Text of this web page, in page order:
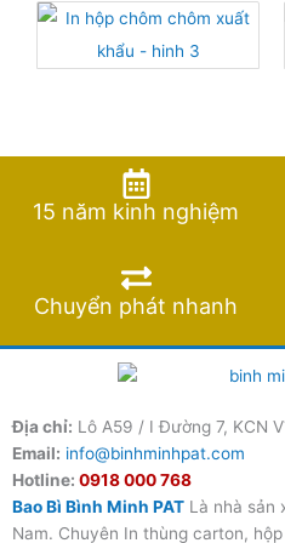
15 năm kinh nghiệm
Chuyển phát nhanh
Địa chỉ: Lô A59 / I Đường 7, KCN
Email: info@binhminhpat.com
Hotline: 0918 000 768
Bao Bì Bình Minh PAT Là nhà sản
Nam. Chuyên In thùng carton,